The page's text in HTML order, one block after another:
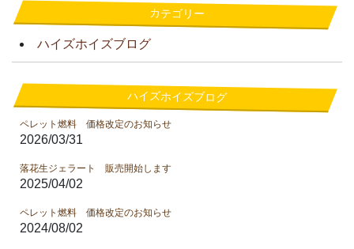
カテゴリー
ハイズホイズブログ
ハイズホイズブログ
ペレット燃料 価格改定のお知らせ
2026/03/31
落花生ジェラート 販売開始します
2025/04/02
ペレット燃料 価格改定のお知らせ
2024/08/02